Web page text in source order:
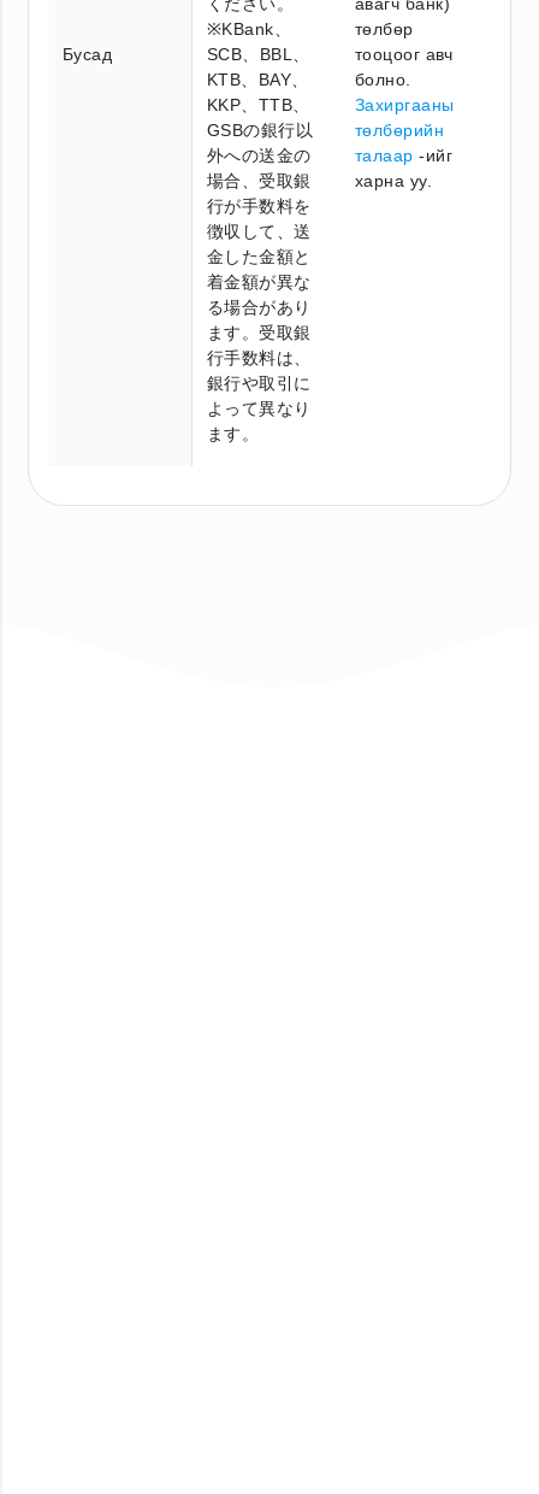
Бусад
※KBank、
SCB、BBL、
KTB、BAY、
KKP、TTB、
GSBの銀行以
外への送金の
場合、受取銀
行が手数料を
徴収して、送
金した金額と
着金額が異な
る場合があり
ます。受取銀
行手数料は、
銀行や取引に
よって異なり
ます。
төлбөр
тооцоог авч
болно.
Захиргааны
төлбөрийн
талаар -ийг
харна уу.